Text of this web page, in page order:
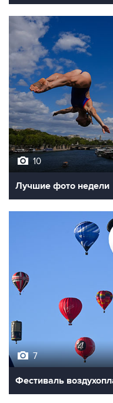
10
Лучшие фото недели
7
Фестиваль